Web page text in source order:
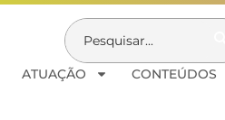
ATUAÇÃO CONTEÚDOS